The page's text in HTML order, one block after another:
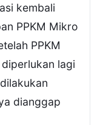
kembali
PPKM Mikro
PPKM
lagi
dianggap